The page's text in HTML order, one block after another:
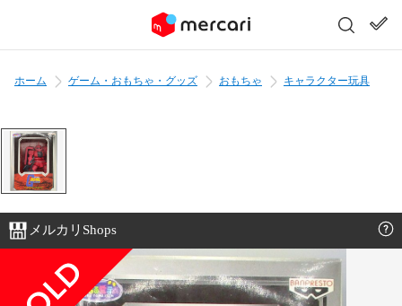
ホーム ゲーム・おもちゃ・グッズ おもちゃ キャラクター玩具
メルカリShops